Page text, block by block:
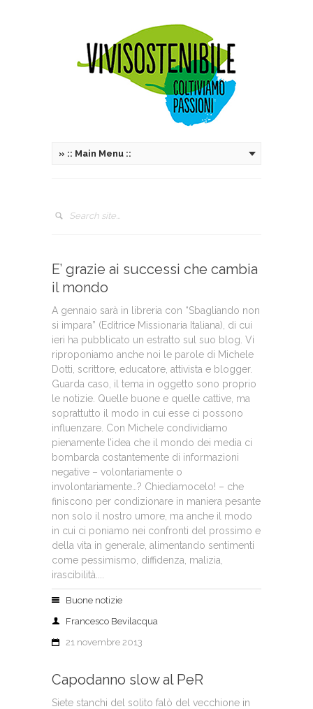
» :: Main Menu ::
E’ grazie ai successi che cambia
il mondo
A gennaio sarà in libreria con “Sbagliando non
si impara” (Editrice Missionaria Italiana), di cui
ieri ha pubblicato un estratto sul suo blog. Vi
riproponiamo anche noi le parole di Michele
Dotti, scrittore, educatore, attivista e blogger.
Guarda caso, il tema in oggetto sono proprio
le notizie. Quelle buone e quelle cattive, ma
soprattutto il modo in cui esse ci possono
influenzare. Con Michele condividiamo
pienamente l’idea che il mondo dei media ci
bombarda costantemente di informazioni
negative – volontariamente o
involontariamente…? Chiediamocelo! – che
finiscono per condizionare in maniera pesante
non solo il nostro umore, ma anche il modo
in cui ci poniamo nei confronti del prossimo e
della vita in generale, alimentando sentimenti
come pessimismo, diffidenza, malizia,
irascibilità....
Buone notizie
Francesco Bevilacqua
21 novembre 2013
Capodanno slow al PeR
Siete stanchi del solito falò del vecchione in